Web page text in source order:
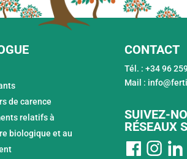
de carence
relatifs à
biologique et au
CONTACT
Tél. : +34 96
Mail :
SUIVEZ-
RÉSEAUX